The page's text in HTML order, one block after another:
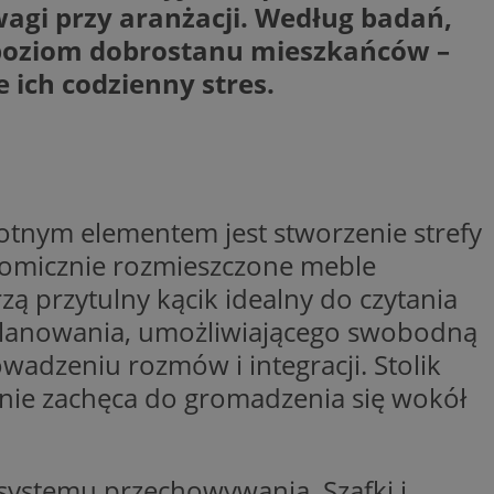
przy aranżacji. Według badań,
dobrostanu mieszkańców –
ich codzienny stres.
elementem jest stworzenie strefy
rozmieszczone meble
przytulny kącik idealny do czytania
umożliwiającego swobodną
rozmów i integracji. Stolik
zachęca do gromadzenia się wokół
gościa na
celów
dane, takie
internetową lub
w celu
strony
Microsoft
informacji
stron w jedną
z reklamami
for
reklam
funkcji i
które
etapowych,
użytkownika
za